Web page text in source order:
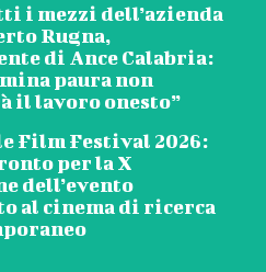
i mezzi dell’azienda
Rugna,
di Ance Calabria:
paura non
il lavoro onesto”
Film Festival 2026:
per la X
dell’evento
al cinema di ricerca